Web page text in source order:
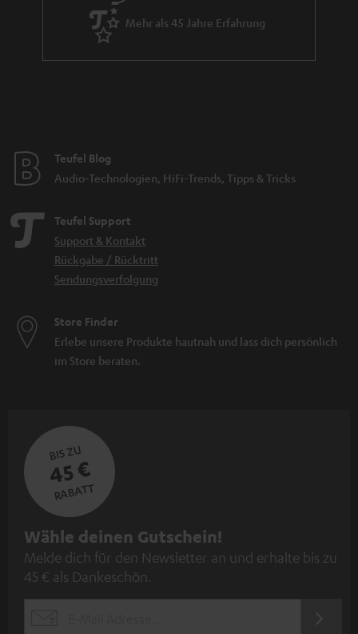
Mehr als 45 Jahre Erfahrung
Teufel Blog
Audio-Technologien, HiFi-Trends, Tipps & Tricks
Teufel Support
Support & Kontakt
Rückgabe / Rücktritt
Sendungsverfolgung
Store Finder
Erlebe unsere Produkte hautnah und lass dich persönlich
im Store beraten.
BIS ZU
45 €
RABATT
N
e
w
Wähle deinen Gutschein!
Melde dich für den Newsletter an und erhalte bis zu
45 € als Dankeschön.